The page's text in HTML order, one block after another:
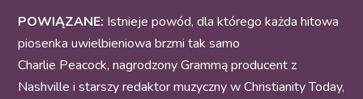
POWIĄZANE: Istnieje powód, dla którego każda hitowa
piosenka uwielbieniowa brzmi tak samo
Charlie Peacock, nagrodzony Grammą producent z
Nashville i starszy redaktor muzyczny w Christianity Today,